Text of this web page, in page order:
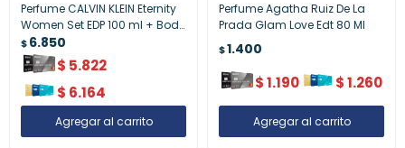
Perfume CALVIN KLEIN Eternity
Women Set EDP 100 ml + Body
Lotion 100 ml + Travel Spray
10 ml
$6.850
$ 5.822
$ 6.164
Perfume Agatha Ruiz De La
Prada Glam Love Edt 80 Ml
$1.400
$1.190 $1.260